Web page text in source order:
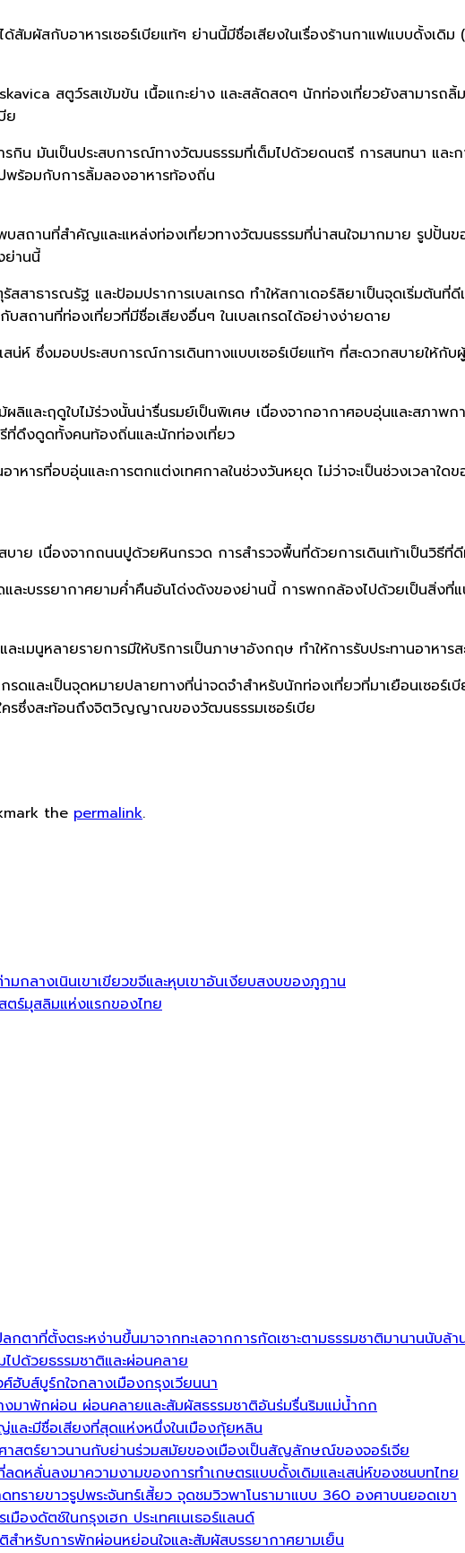
ด้สัมผัสกับอาหารเซอร์เบียแท้ๆ ย่านนี้มีชื่อเสียงในเรื่องร้านกาแฟแบบดั้งเ
สตูว์รสเข้มข้น เนื้อแกะย่าง และสลัดสดๆ นักท่องเที่ยวยังสามารถลิ้
ย
ารกิน มันเป็นประสบการณ์ทางวัฒนธรรมที่เต็มไปด้วยดนตรี การสนทนา แล
พร้อมกับการลิ้มลองอาหารท้องถิ่น
สถานที่สำคัญและแหล่งท่องเที่ยวทางวัฒนธรรมที่น่าสนใจมากมาย รูปปั้น
ย่านนี้
สาธารณรัฐ และป้อมปราการเบลเกรด ทำให้สกาเดอร์ลิยาเป็นจุดเริ่มต้นที่
สถานที่ท่องเที่ยวที่มีชื่อเสียงอื่นๆ ในเบลเกรดได้อย่างง่ายดาย
น่ห์ ซึ่งมอบประสบการณ์การเดินทางแบบเซอร์เบียแท้ๆ ที่สะดวกสบายให้กับ
ลิและฤดูใบไม้ร่วงนั้นน่ารื่นรมย์เป็นพิเศษ เนื่องจากอากาศอบอุ่นและสภาพ
ที่ดึงดูดทั้งคนท้องถิ่นและนักท่องเที่ยว
าหารที่อบอุ่นและการตกแต่งเทศกาลในช่วงวันหยุด ไม่ว่าจะเป็นช่วงเวล
บาย เนื่องจากถนนปูด้วยหินกรวด การสำรวจพื้นที่ด้วยการเดินเท้าเป็นวิธี
ละบรรยากาศยามค่ำคืนอันโด่งดังของย่านนี้ การพกกล้องไปด้วยเป็นสิ่งที่
เมนูหลายรายการมีให้บริการเป็นภาษาอังกฤษ ทำให้การรับประทานอาหา
ดและเป็นจุดหมายปลายทางที่น่าจดจำสำหรับนักท่องเที่ยวที่มาเยือนเซอร์
ครซึ่งสะท้อนถึงจิตวิญญาณของวัฒนธรรมเซอร์เบีย
the permalink.
ลางเนินเขาเขียวขจีและหุบเขาอันเงียบสงบของภูฏาน
ตร์มุสลิมแห่งแรกของไทย
ตาที่ตั้งตระหง่านขึ้นมาจากทะเลจากการกัดเซาะตามธรรมชาติมานานนับล้า
ปด้วยธรรมชาติและผ่อนคลาย
ฮับส์บูร์กใจกลางเมืองกรุงเวียนนา
งมาพักผ่อน ผ่อนคลายและสัมผัสธรรมชาติอันร่มรื่นริมแม่น้ำกก
ละมีชื่อเสียงที่สุดแห่งหนึ่งในเมืองกุ้ยหลิน
าสตร์ยาวนานกับย่านร่วมสมัยของเมืองเป็นสัญลักษณ์ของจอร์เจีย
ดหลั่นลงมาความงามของการทำเกษตรแบบดั้งเดิมและเสน่ห์ของชนบทไทย
รายขาวรูปพระจันทร์เสี้ยว จุดชมวิวพาโนรามาแบบ 360 องศาบนยอดเขา
องดัตช์ในกรุงเฮก ประเทศเนเธอร์แลนด์
สำหรับการพักผ่อนหย่อนใจและสัมผัสบรรยากาศยามเย็น